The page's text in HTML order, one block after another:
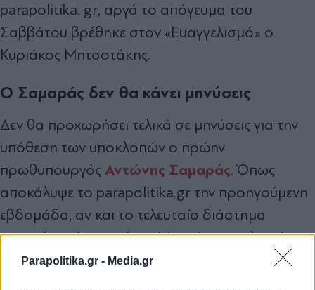
Parapolitika.gr - Media.gr
parapolitika. gr, αργά το απόγευμα του
Σαββάτου βρέθηκε στον «Ευαγγελισμό» ο
Κυριάκος Μητσοτάκης.
Ο Σαμαράς δεν θα κάνει μηνύσεις
Δεν θα προχωρήσει τελικά σε μηνύσεις για την
υπόθεση των υποκλοπών ο πρώην
πρωθυπουργός Αντώνης Σαμαράς. Όπως
αποκάλυψε το parapolitika.gr την προηγούμενη
εβδομάδα, αν και το τελευταίο διάστημα
ακουγόταν έντονα ότι ο Μεσσήνιος πολιτικός
σκεφτόταν σοβαρά να προχωρήσει σε αυτή την